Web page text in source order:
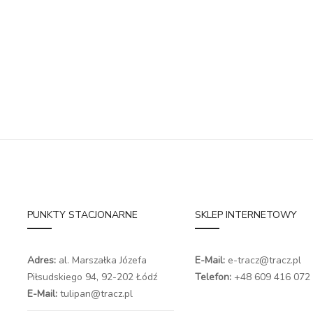
PUNKTY STACJONARNE
Adres: al. Marszałka Józefa
Piłsudskiego 94, 92-202 Łódź
E-Mail: tulipan@tracz.pl
SKLEP INTERNETOWY
E-Mail: e-tracz@tracz.pl
Telefon: +48 609 416 072